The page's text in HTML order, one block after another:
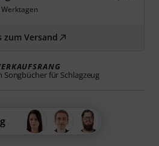
zum Versand
Songbücher für Schlagzeug